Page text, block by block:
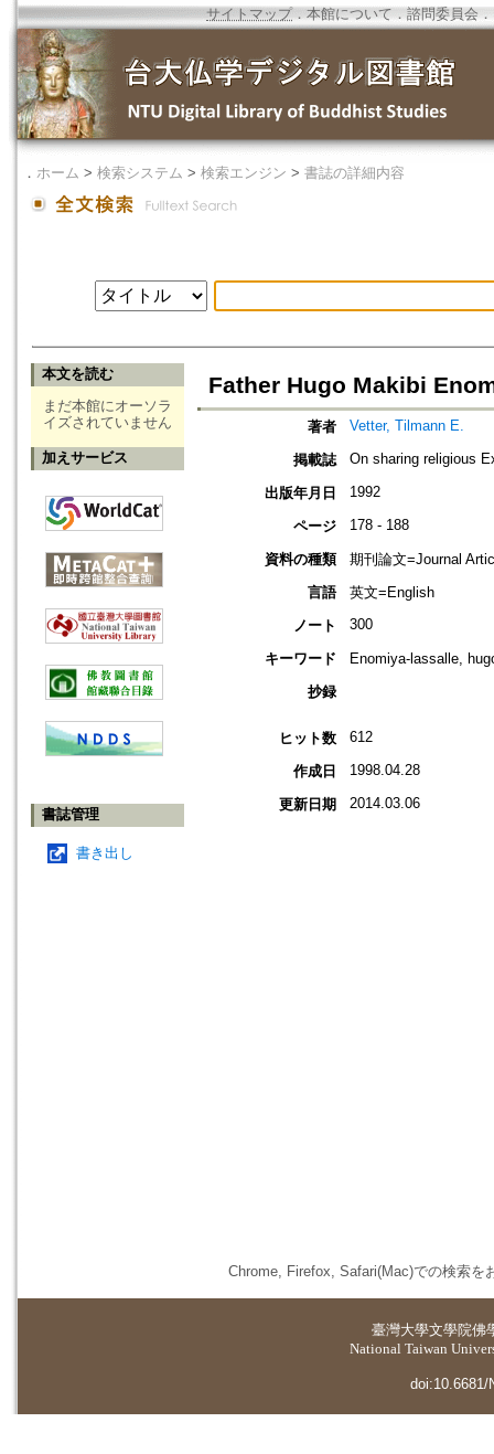
サイトマップ．本館について ． 諮問委員会 ．
． ホーム > 検索システム > 検索エンジン > 書誌の詳細内容
本文を読む
まだ本館にオーソラ
イズされていません
加えサービス
書誌管理
書き出し
Father Hugo Makibi
著者 Vetter, Tilmann E.
掲載誌 On sharing religious
出版年月日 1992
ページ 178 - 188
資料の種類
期刊論文=Journal
言語
英文=English
ノート
300
キーワード
Enomiya-lassalle,
抄録
ヒット数 612
作成日 1998.04.28
更新日期 2014.03.06
Chrome, Firefox, Safari(Mac)での検索を
臺灣大學文學院佛
National Taiwan
doi:10.6681/